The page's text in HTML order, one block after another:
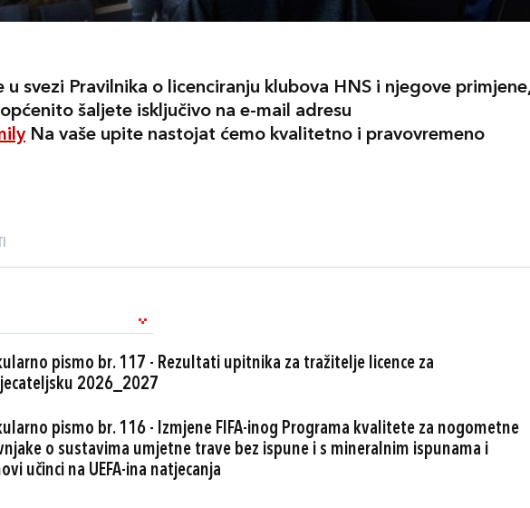
svezi Pravilnika o licenciranju klubova HNS i njegove
šaljete isključivo na e-mail adresu
Na vaše upite nastojat ćemo kvalitetno i pravovremeno
pismo br. 117 - Rezultati upitnika za tražitelje licence za
2026_2027
pismo br. 116 - Izmjene FIFA-inog Programa kvalitete za nogometne
o sustavima umjetne trave bez ispune i s mineralnim ispunama i
učinci na UEFA-ina natjecanja